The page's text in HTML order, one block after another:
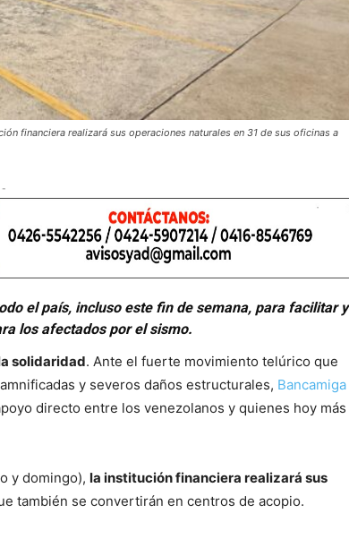
financiera realizará sus operaciones naturales en 31 de sus oficinas a
-
el país, incluso este fin de semana, para facilitar y
los afectados por el sismo.
solidaridad. Ante el fuerte movimiento telúrico que
y severos daños estructurales, Bancamiga
directo entre los venezolanos y quienes hoy más
y domingo), la institución financiera realizará sus
también se convertirán en centros de acopio.